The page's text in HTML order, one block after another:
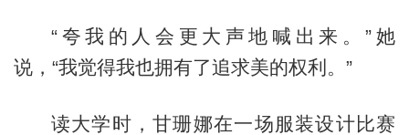
“夸我的人会更大声地喊出来。”她
说，“我觉得我也拥有了追求美的权利。”
读大学时，甘珊娜在一场服装设计比赛